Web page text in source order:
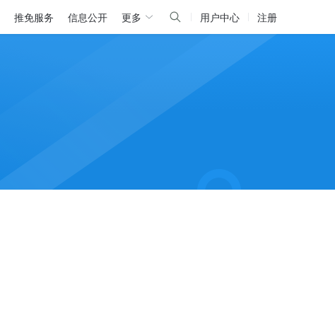
推免服务 信息公开 更多 用户中心 注册